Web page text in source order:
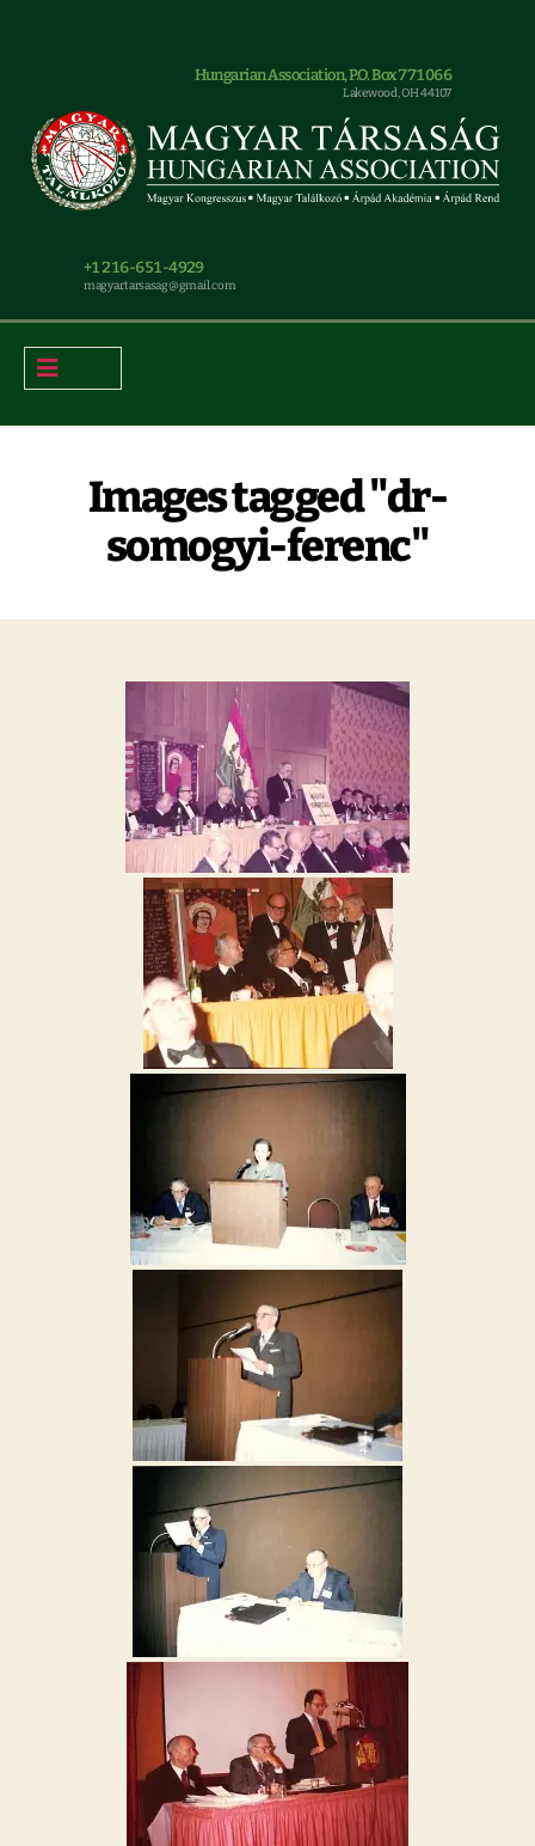
Hungarian Association, P.O. Box 771066
Lakewood, OH 44107
+1 216-651-4929
magyar.tarsasag@gmail.com
Images tagged "dr-
somogyi-ferenc"